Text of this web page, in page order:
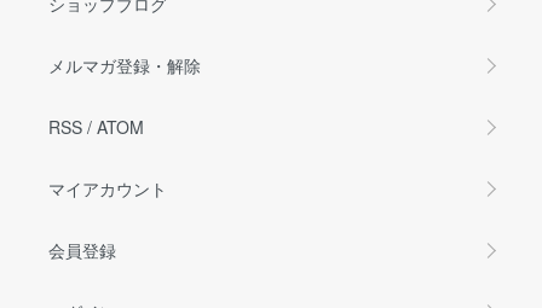
メルマガ登録・解除
RSS / ATOM
マイアカウント
会員登録